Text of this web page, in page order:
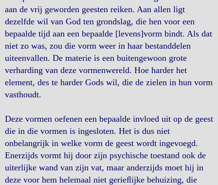
aan de vrij geworden geesten reiken. Aan allen ligt
dezelfde wil van God ten grondslag, die hen voor een
bepaalde tijd aan een bepaalde [levens]vorm bindt. Als dat
niet zo was, zou die vorm weer in haar bestanddelen
uiteenvallen. De materie is een buitengewoon grote
verharding van deze vormenwereld. Hoe harder het
element, des te harder Gods wil, die de zielen in hun vorm
vasthoudt.
Deze vormen oefenen een bepaalde invloed uit op de geest
die in die vormen is ingesloten. Het is dus niet
onbelangrijk in welke vorm de geest wordt ingevoegd.
Enerzijds vormt hij door zijn psychische toestand ook de
uiterlijke wand van zijn vat, maar anderzijds moet hij in
deze voor hem helemaal niet gerieﬂijke behuizing, die